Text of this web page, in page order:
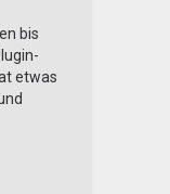
bis
etwas